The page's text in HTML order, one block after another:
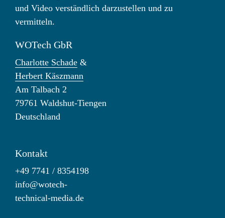
und Video verständlich darzustellen und zu
vermitteln.
WOTech GbR
Charlotte Schade &
Herbert Käszmann
Am Talbach 2
79761 Waldshut-Tiengen
Deutschland
Kontakt
+49 7741 / 8354198
info@wotech-
technical-media.de